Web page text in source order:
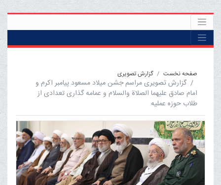
صفحه نخست گزارش تصویری
گزارش تصویری مراسم جشن میلاد مسعود پیامبر اکرم و
امام صادق علیهما الصلاة والسلام و عمامه گذاری تعدادی از
طلاب حوزه عملیه